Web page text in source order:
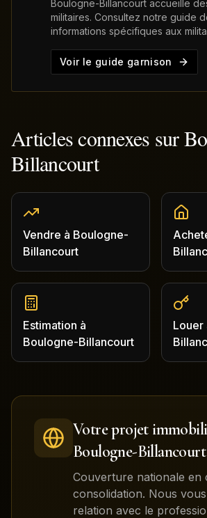
Boulogne-Billancourt accueille
militaires. Consultez notre guide
informations spécifiques aux
Voir le guide garnison
Articles connexes sur
Billancourt
Vendre à Boulogne-
Billancourt
Estimation à
Boulogne-Billancourt
Louer
Votre projet
Boulogne-Billancourt
Couverture nationale en
consolidation. Nous
relation avec le